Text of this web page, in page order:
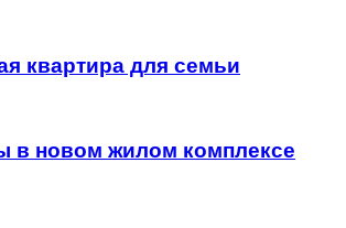
квартира для семьи
в новом жилом комплексе